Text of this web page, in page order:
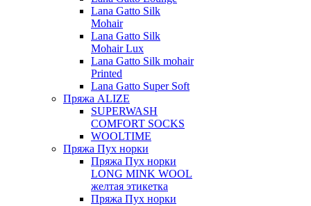
Lana Gatto Silk
Mohair
Lana Gatto Silk
Mohair Lux
Lana Gatto Silk mohair
Printed
Lana Gatto Super Soft
Пряжа ALIZE
SUPERWASH
COMFORT SOCKS
WOOLTIME
Пряжа Пух норки
Пряжа Пух норки
LONG MINK WOOL
желтая этикетка
Пряжа Пух норки